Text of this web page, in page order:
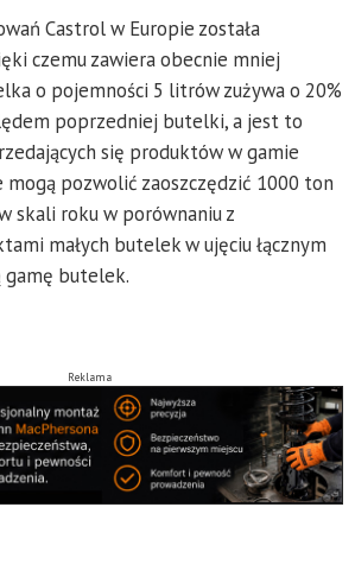
Castrol w Europie została
czemu zawiera obecnie mniej
o pojemności 5 litrów zużywa o 20%
poprzedniej butelki, a jest to
się produktów w gamie
mogą pozwolić zaoszczędzić 1000 ton
skali roku w porównaniu z
małych butelek w ujęciu łącznym
gamę butelek.
Reklama